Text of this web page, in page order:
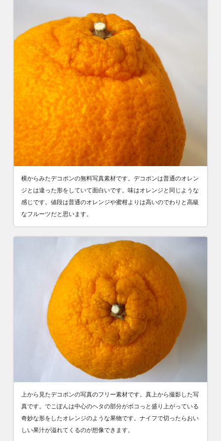
横からみたデコポンの無料写真素材です。デコポンは普通のオレン
ジとは違った形をしていて面白いです。味はオレンジと同じような
感じです。値段は普通のオレンジや蜜柑よりは高いのでわりと高級
なフルーツだと思います。
上から見たデコポンの写真のフリー素材です。真上から撮影した写
真です。でこぽんは中心のヘタの部分がボコっと盛り上がっている
奇妙な形をしたオレンジのような果物です。ナイフで切ったらおい
しい果汁が溢れてくるのが想像できます。